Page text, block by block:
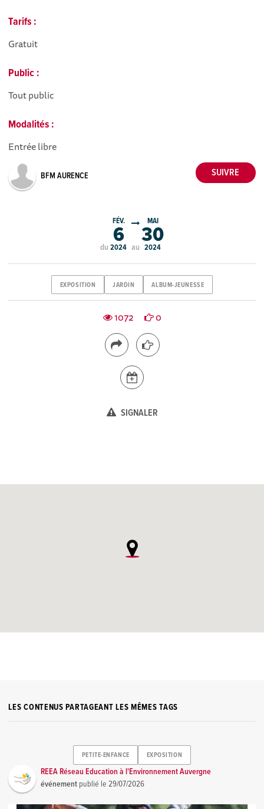
Tarifs :
Gratuit
Public :
Tout public
Modalités :
Entrée libre
BFM AURENCE
du
FÉV.
6
2024 au
MAI
30
2024
EXPOSITION JARDIN ALBUM-JEUNESSE
1072 0
SIGNALER
LES CONTENUS PARTAGEANT LES MÊMES TAGS
PETITE-ENFANCE EXPOSITION
REEA Réseau Education à l'Environnement Auvergne
événement publié le29/07/2026